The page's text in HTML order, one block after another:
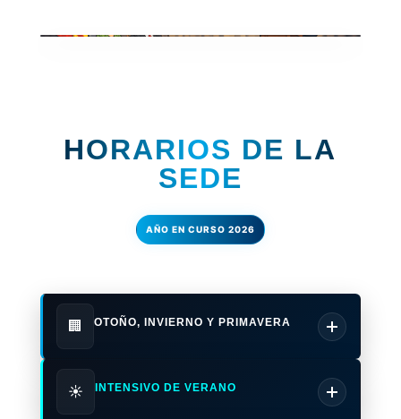
VER TODA LA INFORMACIÓN
HORARIOS DE LA
SEDE
AÑO EN CURSO 2026
🏢 OTOÑO, INVIERNO Y PRIMAVERA
☀️ INTENSIVO DE VERANO